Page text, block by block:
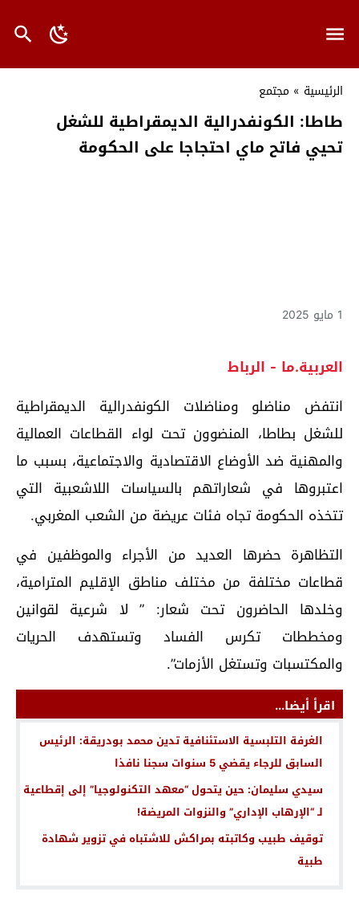
الرئيسية » مجتمع
طاطا: الكونفدرالية الديمقراطية للشغل
تحيي فاتح ماي احتجاجا على الحكومة
1 مايو 2025
العربية.ما - الرباط
انتفض مناضلو ومناضلات الكونفدرالية الديمقراطية
للشغل بطاطا، المنضوون تحت لواء القطاعات العمالية
والمهنية ضد الأوضاع الاقتصادية والاجتماعية، بسبب ما
اعتبروها في شعاراتهم بالسياسات اللاشعبية التي
تتخذه الحكومة تجاه فئات عريضة من الشعب المغربي.
التظاهرة حضرها العديد من الأجراء والموظفين في
قطاعات مختلفة من مختلف مناطق الإقليم المترامية،
وخلدها الحاضرون تحت شعار: ” لا شرعية لقوانين
ومخططات تكرس الفساد وتستهدف الحريات
والمكتسبات وتستغل الأزمات”.
اقرأ أيضا...
الغرفة التلبسية الاستئنافية تدين محمد بودريقة: الرئيس
السابق للرجاء يقضي 5 سنوات سجنا نافذا
سيدي سليمان: حين يتحول “معهد التكنولوجيا” إلى إقطاعية
لـ “الإرهاب الإداري” والنزوات المريضة!
توقيف طبيب وكاتبته بمراكش للاشتباه في تزوير شهادة
طبية